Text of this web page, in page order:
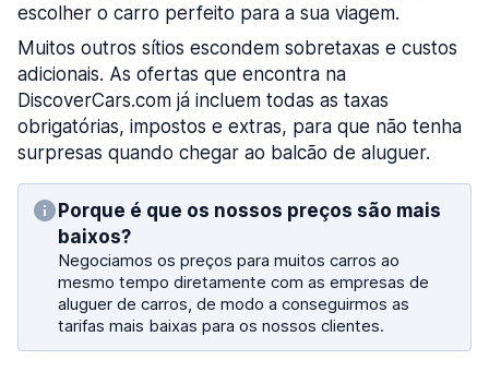
escolher o carro perfeito para a sua viagem.
Muitos outros sítios escondem sobretaxas e custos
adicionais. As ofertas que encontra na
DiscoverCars.com já incluem todas as taxas
obrigatórias, impostos e extras, para que não tenha
surpresas quando chegar ao balcão de aluguer.
Porque é que os nossos preços são mais
baixos?
Negociamos os preços para muitos carros ao
mesmo tempo diretamente com as empresas de
aluguer de carros, de modo a conseguirmos as
tarifas mais baixas para os nossos clientes.